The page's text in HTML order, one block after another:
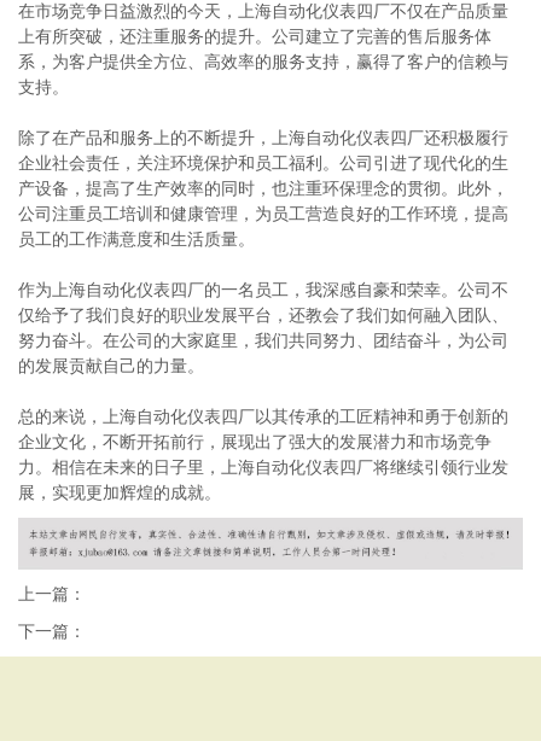
在市场竞争日益激烈的今天，上海自动化仪表四厂不仅在产品质量
上有所突破，还注重服务的提升。公司建立了完善的售后服务体
系，为客户提供全方位、高效率的服务支持，赢得了客户的信赖与
支持。
除了在产品和服务上的不断提升，上海自动化仪表四厂还积极履行
企业社会责任，关注环境保护和员工福利。公司引进了现代化的生
产设备，提高了生产效率的同时，也注重环保理念的贯彻。此外，
公司注重员工培训和健康管理，为员工营造良好的工作环境，提高
员工的工作满意度和生活质量。
作为上海自动化仪表四厂的一名员工，我深感自豪和荣幸。公司不
仅给予了我们良好的职业发展平台，还教会了我们如何融入团队、
努力奋斗。在公司的大家庭里，我们共同努力、团结奋斗，为公司
的发展贡献自己的力量。
总的来说，上海自动化仪表四厂以其传承的工匠精神和勇于创新的
企业文化，不断开拓前行，展现出了强大的发展潜力和市场竞争
力。相信在未来的日子里，上海自动化仪表四厂将继续引领行业发
展，实现更加辉煌的成就。
上一篇：
下一篇：